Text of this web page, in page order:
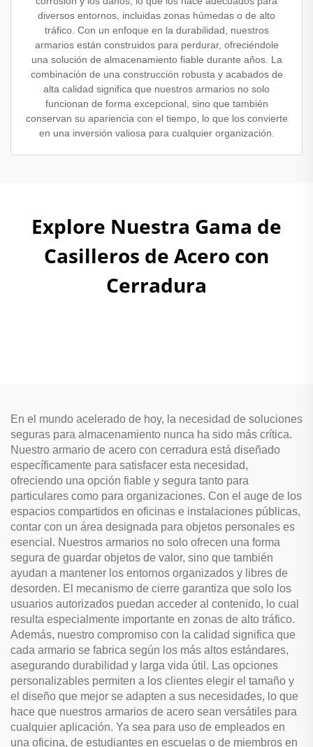
diversos entornos, incluidas zonas húmedas o de alto
tráfico. Con un enfoque en la durabilidad, nuestros
armarios están construidos para perdurar, ofreciéndole
una solución de almacenamiento fiable durante años. La
combinación de una construcción robusta y acabados de
alta calidad significa que nuestros armarios no solo
funcionan de forma excepcional, sino que también
conservan su apariencia con el tiempo, lo que los convierte
en una inversión valiosa para cualquier organización.
Explore Nuestra Gama de
Casilleros de Acero con
Cerradura
En el mundo acelerado de hoy, la necesidad de soluciones
seguras para almacenamiento nunca ha sido más crítica.
Nuestro armario de acero con cerradura está diseñado
específicamente para satisfacer esta necesidad,
ofreciendo una opción fiable y segura tanto para
particulares como para organizaciones. Con el auge de los
espacios compartidos en oficinas e instalaciones públicas,
contar con un área designada para objetos personales es
esencial. Nuestros armarios no solo ofrecen una forma
segura de guardar objetos de valor, sino que también
ayudan a mantener los entornos organizados y libres de
desorden. El mecanismo de cierre garantiza que solo los
usuarios autorizados puedan acceder al contenido, lo cual
resulta especialmente importante en zonas de alto tráfico.
Además, nuestro compromiso con la calidad significa que
cada armario se fabrica según los más altos estándares,
asegurando durabilidad y larga vida útil. Las opciones
personalizables permiten a los clientes elegir el tamaño y
el diseño que mejor se adapten a sus necesidades, lo que
hace que nuestros armarios de acero sean versátiles para
cualquier aplicación. Ya sea para uso de empleados en
una oficina, de estudiantes en escuelas o de miembros en